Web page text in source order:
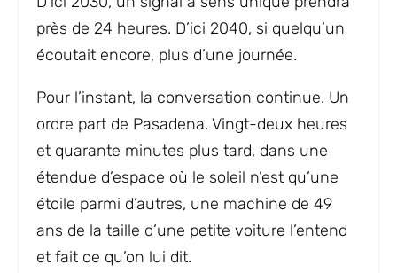
près de 24 heures. D’ici 2040, si quelqu’un
écoutait encore, plus d’une journée.
Pour l’instant, la conversation continue. Un
ordre part de Pasadena. Vingt-deux heures
et quarante minutes plus tard, dans une
étendue d’espace où le soleil n’est qu’une
étoile parmi d’autres, une machine de 49
ans de la taille d’une petite voiture l’entend
et fait ce qu’on lui dit.